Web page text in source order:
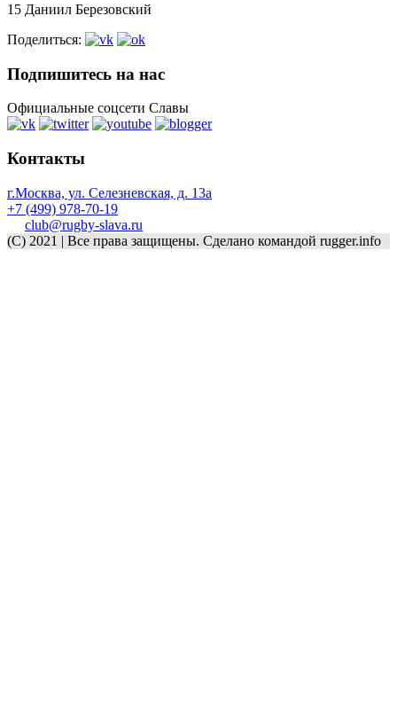
15 Даниил Березовский
Поделиться:
Подпишитесь на нас
Официальные соцсети Славы
Контакты
г.Москва, ул. Селезневская, д. 13a
+7 (499) 978-70-19
club@rugby-slava.ru
(C) 2021 | Все права защищены. Сделано командой rugger.info